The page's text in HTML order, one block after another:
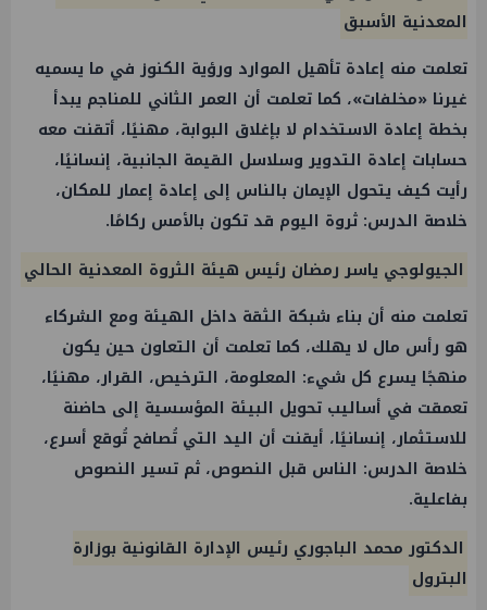
المعدنية الأسبق
تعلمت منه إعادة تأهيل الموارد ورؤية الكنوز في ما يسميه
غيرنا «مخلفات»، كما تعلمت أن العمر الثاني للمناجم يبدأ
بخطة إعادة الاستخدام لا بإغلاق البوابة، مهنيًا، أتقنت معه
حسابات إعادة التدوير وسلاسل القيمة الجانبية، إنسانيًا،
رأيت كيف يتحول الإيمان بالناس إلى إعادة إعمار للمكان،
خلاصة الدرس: ثروة اليوم قد تكون بالأمس ركامًا.
الجيولوجي ياسر رمضان رئيس هيئة الثروة المعدنية الحالي
تعلمت منه أن بناء شبكة الثقة داخل الهيئة ومع الشركاء
هو رأس مال لا يهلك، كما تعلمت أن التعاون حين يكون
منهجًا يسرع كل شيء: المعلومة، الترخيص، القرار، مهنيًا،
تعمقت في أساليب تحويل البيئة المؤسسية إلى حاضنة
للاستثمار، إنسانيًا، أيقنت أن اليد التي تُصافح تُوقع أسرع،
خلاصة الدرس: الناس قبل النصوص، ثم تسير النصوص
بفاعلية.
الدكتور محمد الباجوري رئيس الإدارة القانونية بوزارة
البترول